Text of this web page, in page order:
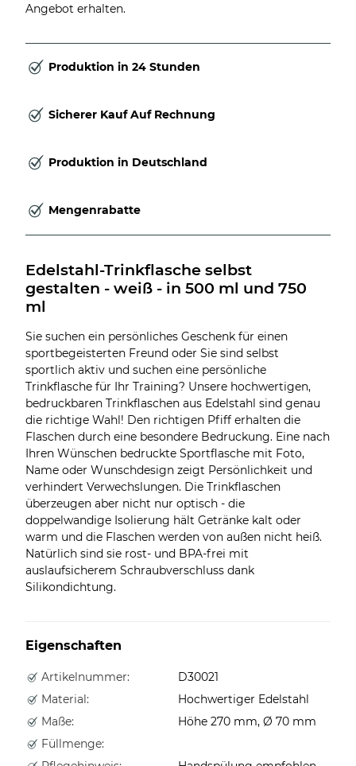
Angebot erhalten.
Produktion in 24 Stunden
Sicherer Kauf Auf Rechnung
Produktion in Deutschland
Mengenrabatte
Edelstahl-Trinkflasche selbst
gestalten - weiß - in 500 ml und 750
ml
Sie suchen ein persönliches Geschenk für einen
sportbegeisterten Freund oder Sie sind selbst
sportlich aktiv und suchen eine persönliche
Trinkflasche für Ihr Training? Unsere hochwertigen,
bedruckbaren Trinkflaschen aus Edelstahl sind genau
die richtige Wahl! Den richtigen Pfiff erhalten die
Flaschen durch eine besondere Bedruckung. Eine nach
Ihren Wünschen bedruckte Sportflasche mit Foto,
Name oder Wunschdesign zeigt Persönlichkeit und
verhindert Verwechslungen. Die Trinkflaschen
überzeugen aber nicht nur optisch - die
doppelwandige Isolierung hält Getränke kalt oder
warm und die Flaschen werden von außen nicht heiß.
Natürlich sind sie rost- und BPA-frei mit
auslaufsicherem Schraubverschluss dank
Silikondichtung.
Eigenschaften
Artikelnummer:
D30021
Material:
Hochwertiger Edelstahl
Maße:
Höhe 270 mm, Ø 70 mm
Füllmenge: